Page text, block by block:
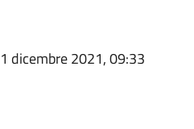
dicembre 2021, 09:33